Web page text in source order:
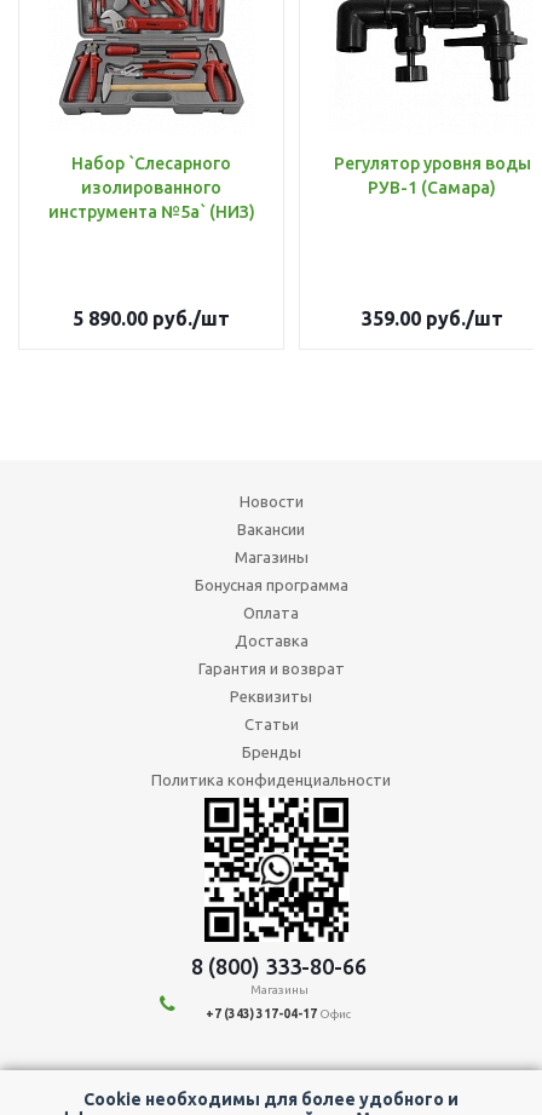
Cookie необходимы для более удобного и
Набор `Слесарного
изолированного
инструмента №5а` (НИЗ)
5 890.00 руб./шт
Регулятор уровня воды
РУВ-1 (Самара)
359.00руб./шт
Новости
Вакансии
Магазины
Бонусная программа
Оплата
Доставка
Гарантия и возврат
Реквизиты
Статьи
Бренды
Политика конфиденциальности
8 (800) 333-80-66
Магазины
+7 (343) 317-04-17 Офис
Мы в социальных сетях: